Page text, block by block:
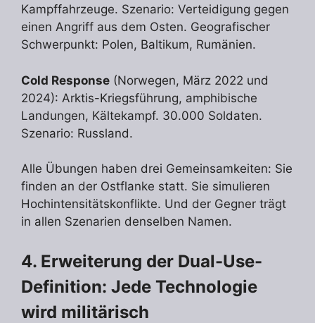
Kampffahrzeuge. Szenario: Verteidigung gegen
einen Angriff aus dem Osten. Geografischer
Schwerpunkt: Polen, Baltikum, Rumänien.
Cold Response (Norwegen, März 2022 und
2024): Arktis-Kriegsführung, amphibische
Landungen, Kältekampf. 30.000 Soldaten.
Szenario: Russland.
Alle Übungen haben drei Gemeinsamkeiten: Sie
finden an der Ostflanke statt. Sie simulieren
Hochintensitätskonflikte. Und der Gegner trägt
in allen Szenarien denselben Namen.
4. Erweiterung der Dual-Use-
Definition: Jede Technologie
wird militärisch